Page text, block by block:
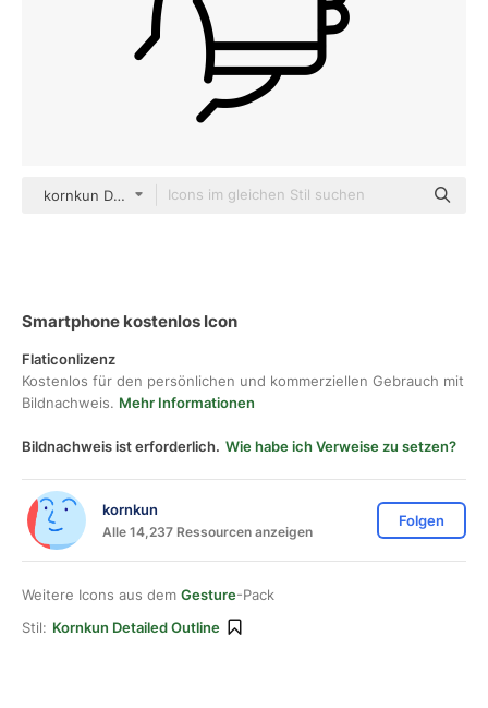
kornkun Detailed Outline
Smartphone kostenlos Icon
Flaticonlizenz
Kostenlos für den persönlichen und kommerziellen Gebrauch mit
Bildnachweis. Mehr Informationen
Bildnachweis ist erforderlich. Wie habe ich Verweise zu setzen?
kornkun
Alle 14,237 Ressourcen anzeigen
Folgen
Weitere Icons aus dem Gesture-Pack
Stil: Kornkun Detailed Outline